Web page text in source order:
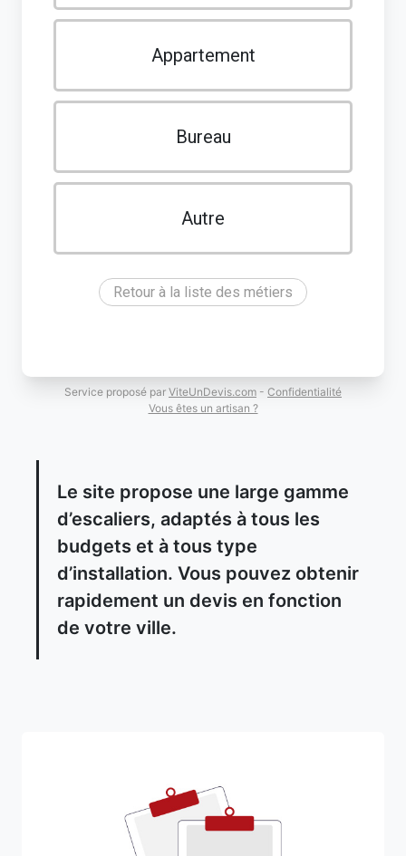
Appartement
Bureau
Autre
Retour à la liste des métiers
Service proposé par ViteUnDevis.com - Confidentialité
Vous êtes un artisan ?
Le site propose une large gamme
d’escaliers, adaptés à tous les
budgets et à tous type
d’installation. Vous pouvez obtenir
rapidement un devis en fonction
de votre ville.